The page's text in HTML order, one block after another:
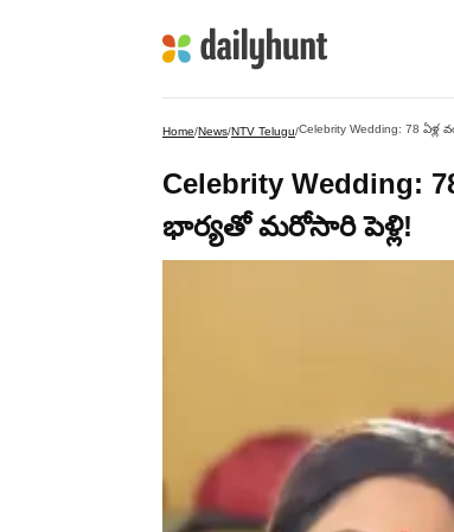
Home/News/NTV Telugu/Celebrity Wedding: 78
Celebrity Wedding:
భార్యతో మరోసారి పెళ్లి!